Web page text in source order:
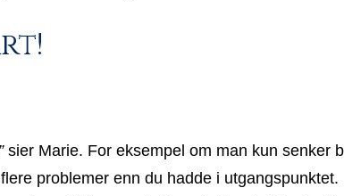
sier Marie. For eksempel om man kun senker
problemer enn du hadde i